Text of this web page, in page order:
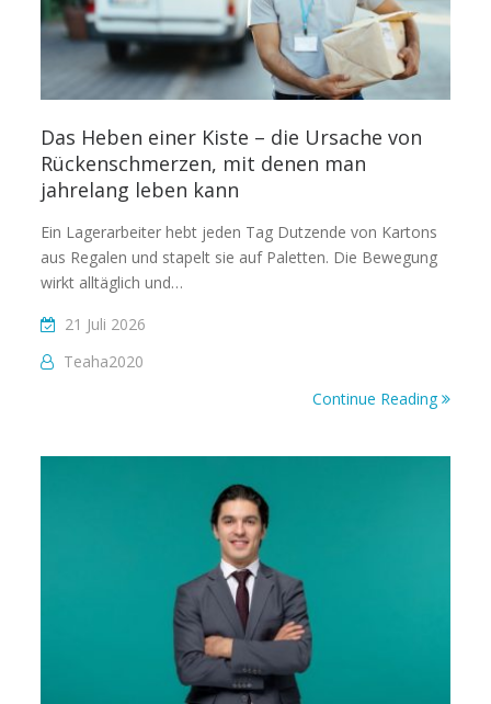
Das Heben einer Kiste – die Ursache von
Rückenschmerzen, mit denen man
jahrelang leben kann
Ein Lagerarbeiter hebt jeden Tag Dutzende von Kartons
aus Regalen und stapelt sie auf Paletten. Die Bewegung
wirkt alltäglich und…
21 Juli 2026
Teaha2020
Continue Reading